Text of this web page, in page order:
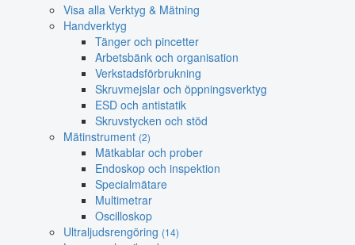
Visa alla Verktyg & Mätning
Handverktyg
Tänger och pincetter
Arbetsbänk och organisation
Verkstadsförbrukning
Skruvmejslar och öppningsverktyg
ESD och antistatik
Skruvstycken och stöd
Mätinstrument (2)
Mätkablar och prober
Endoskop och inspektion
Specialmätare
Multimetrar
Oscilloskop
Ultraljudsrengöring (14)